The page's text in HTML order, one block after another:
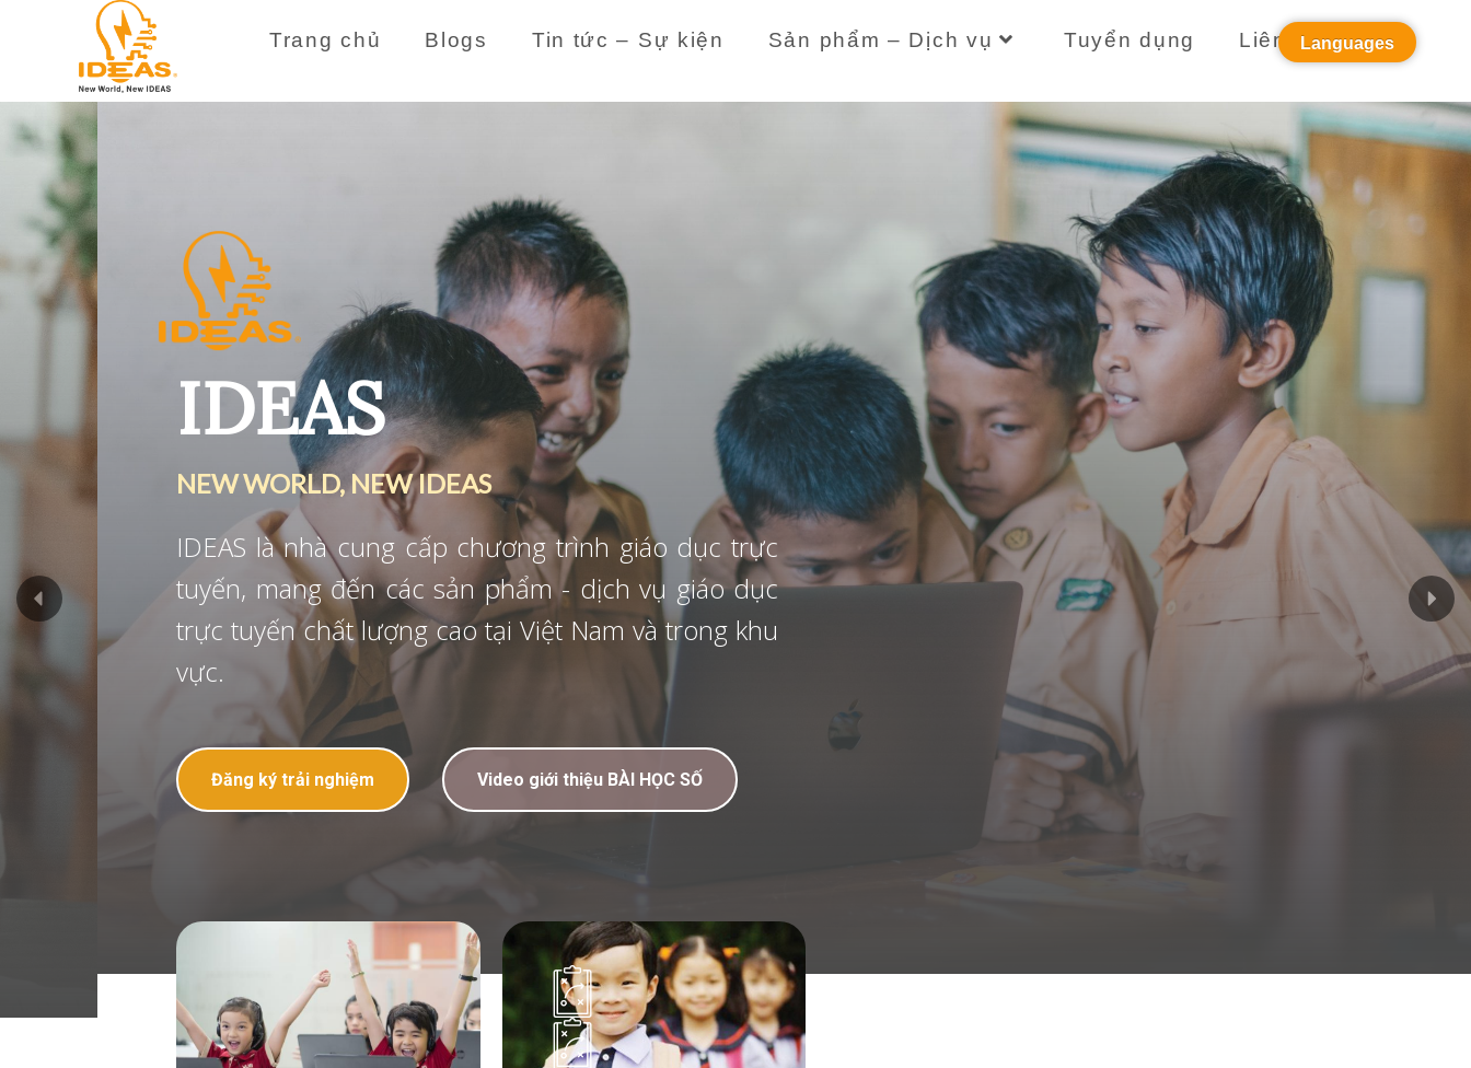
Trang chủ Blogs Tin tức – Sự kiện Sản phẩm – Dịch vụ Tuyển dụng Liên hệ
IDEAS
NEW WORLD, NEW IDEAS
IDEAS là nhà cung cấp chương trình giáo dục trực
tuyến, mang đến các sản phẩm - dịch vụ giáo dục
trực tuyến chất lượng cao tại Việt Nam và trong khu
vực.
Đăng ký trải nghiệm Video giới thiệu BÀI HỌC SỐ
Languages